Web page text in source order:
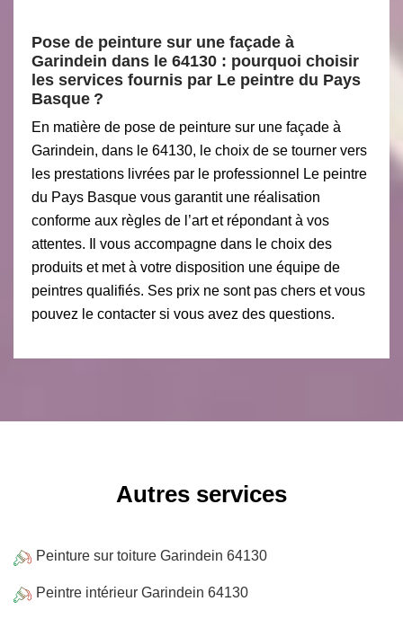
Pose de peinture sur une façade à
Garindein dans le 64130 : pourquoi choisir
les services fournis par Le peintre du Pays
Basque ?
En matière de pose de peinture sur une façade à
Garindein, dans le 64130, le choix de se tourner vers
les prestations livrées par le professionnel Le peintre
du Pays Basque vous garantit une réalisation
conforme aux règles de l’art et répondant à vos
attentes. Il vous accompagne dans le choix des
produits et met à votre disposition une équipe de
peintres qualifiés. Ses prix ne sont pas chers et vous
pouvez le contacter si vous avez des questions.
Autres services
Peinture sur toiture Garindein 64130
Peintre intérieur Garindein 64130